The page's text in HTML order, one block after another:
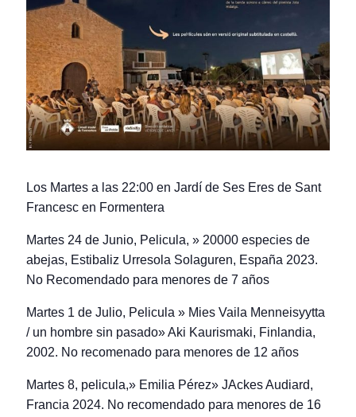
Los Martes a las 22:00 en Jardí de Ses Eres de Sant
Francesc en Formentera
Martes 24 de Junio, Pelicula, » 20000 especies de
abejas, Estibaliz Urresola Solaguren, España 2023.
No Recomendado para menores de 7 años
Martes 1 de Julio, Pelicula » Mies Vaila Menneisyytta
/ un hombre sin pasado» Aki Kaurismaki, Finlandia,
2002. No recomenado para menores de 12 años
Martes 8, pelicula,» Emilia Pérez» JAckes Audiard,
Francia 2024. No recomendado para menores de 16